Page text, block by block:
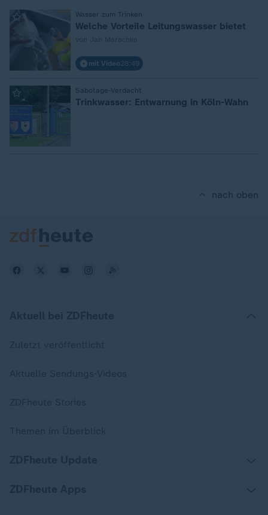
Wasser zum Trinken
Welche Vorteile Leitungswasser bietet
mit Video28:49
Sabotage-Verdacht
Trinkwasser: Entwarnung in Köln-Wahn
nach oben